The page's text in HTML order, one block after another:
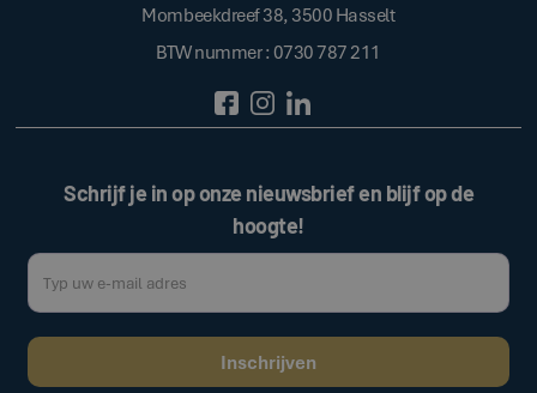
Mombeekdreef 38, 3500 Hasselt
BTW nummer : 0730 787 211
Schrijf je in op onze nieuwsbrief en blijf op de
hoogte!